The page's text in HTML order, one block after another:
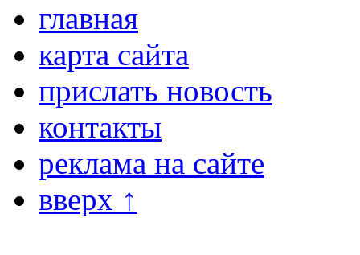
главная
карта сайта
прислать новость
контакты
реклама на сайте
вверх ↑